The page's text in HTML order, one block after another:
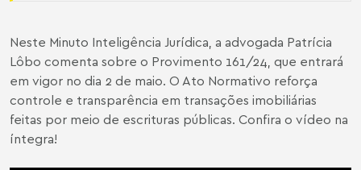
Neste Minuto Inteligência Jurídica, a advogada Patrícia
Lôbo comenta sobre o Provimento 161/24, que entrará
em vigor no dia 2 de maio. O Ato Normativo reforça
controle e transparência em transações imobiliárias
feitas por meio de escrituras públicas. Confira o vídeo na
íntegra!